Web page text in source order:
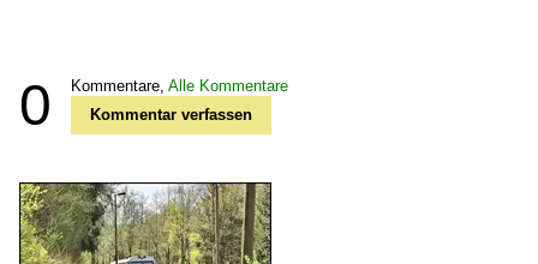
0 Kommentare, Alle Kommentare
Kommentar verfassen